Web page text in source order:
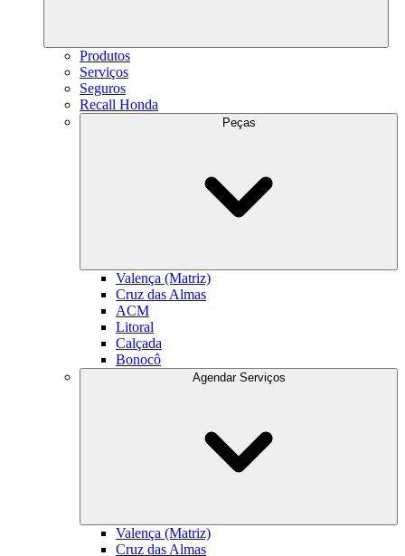
Produtos
Serviços
Seguros
Recall Honda
Valença (Matriz)
Cruz das Almas
ACM
Litoral
Calçada
Bonocô
Valença (Matriz)
Cruz das Almas